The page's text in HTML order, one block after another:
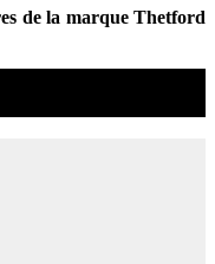
de la marque Thetford